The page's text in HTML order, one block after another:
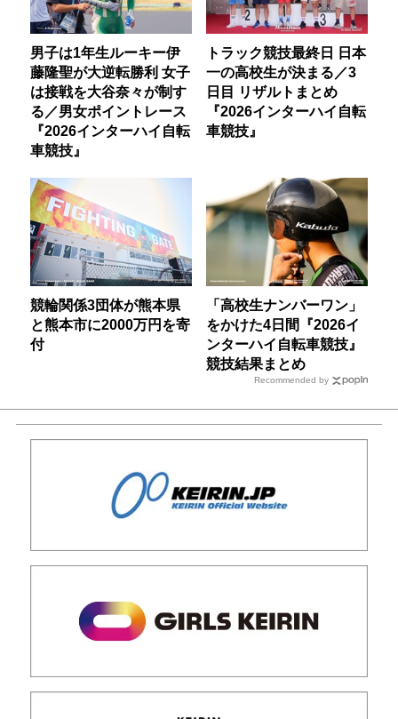
男子は1年生ルーキー伊
藤隆聖が大逆転勝利 女子
は接戦を大谷奈々が制す
る／男女ポイントレース
『2026インターハイ自転
車競技』
トラック競技最終日 日本
一の高校生が決まる／3
日目 リザルトまとめ
『2026インターハイ自転
車競技』
競輪関係3団体が熊本県
と熊本市に2000万円を寄
付
「高校生ナンバーワン」
をかけた4日間『2026イ
ンターハイ自転車競技』
競技結果まとめ
Recommended by